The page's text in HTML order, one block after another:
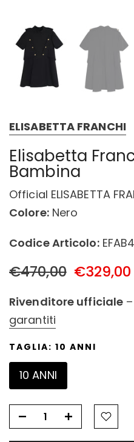
ELISABETTA FRANCHI
Elisabetta
Bambina
Official ELISABETTA
Colore:Nero
Codice Articolo:
€470,00 €329,00
Rivenditore ufficiale –
garantiti
TAGLIA: 10 ANNI
10 ANNI